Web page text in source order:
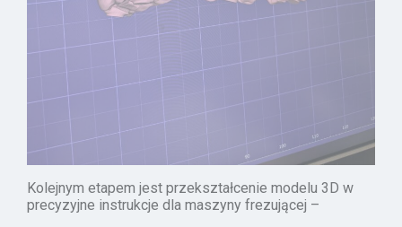
Kolejnym etapem jest przekształcenie modelu 3D w
precyzyjne instrukcje dla maszyny frezującej –